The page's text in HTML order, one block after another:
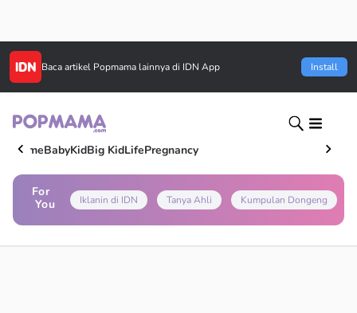
Baca artikel Popmama lainnya di IDN App Install
HomeBabyKidBig KidLifePregnancy
For
You
Iklanin di IDN Tanya Ahli Kumpulan Dongeng